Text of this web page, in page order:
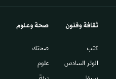
ثقافة وفنون
كتب
الوتر السادس​
صحة وعلوم
صحتك
علوم